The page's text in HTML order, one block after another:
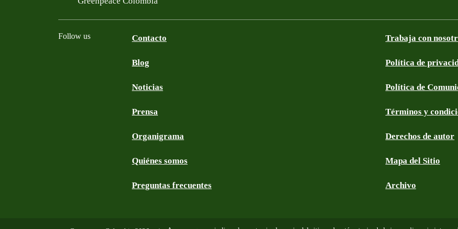
Follow us Contacto
Blog
Noticias
Prensa
Organigrama
Quiénes somos
Preguntas frecuentes
Trabaja con
Política de
Política de
Términos y
Derechos de autor
Mapa del Sitio
Archivo